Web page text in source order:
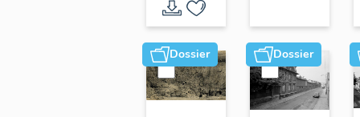
puis
scierie
Luthes
(détruit
tranché
et
déroulé,
puis
Dossier Dossier